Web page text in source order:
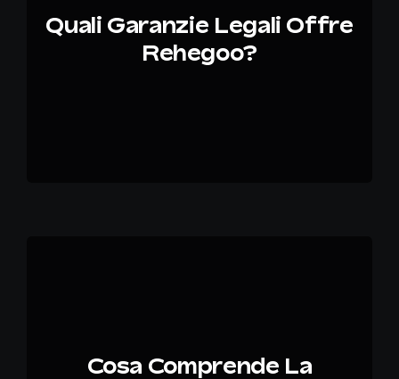
Quali Garanzie Legali Offre
Rehegoo?
Cosa Comprende La